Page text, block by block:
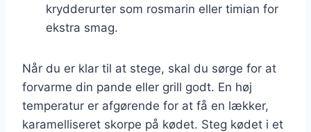
krydderurter som rosmarin eller timian for
ekstra smag.
Når du er klar til at stege, skal du sørge for at
forvarme din pande eller grill godt. En høj
temperatur er afgørende for at få en lækker,
karamelliseret skorpe på kødet. Steg kødet i et